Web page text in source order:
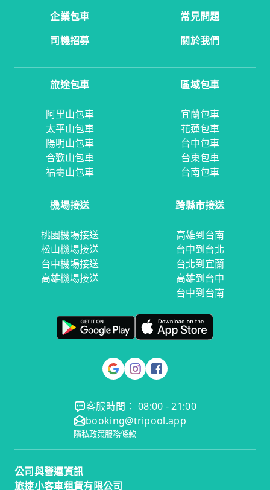
企業包車
常見問題
司機招募
關於我們
旅途包車
阿里山包車
太平山包車
陽明山包車
合歡山包車
福壽山包車
區域包車
宜蘭包車
花蓮包車
台中包車
台東包車
台南包車
機場接送
桃園機場接送
松山機場接送
台中機場接送
高雄機場接送
跨縣市接送
高雄到台南
台中到台北
台北到宜蘭
高雄到台中
台中到台南
客服時間： 08:00 - 21:00
booking@tripool.app
隱私政策服務條款
公司與營運資訊
旅捷小客車租賃有限公司